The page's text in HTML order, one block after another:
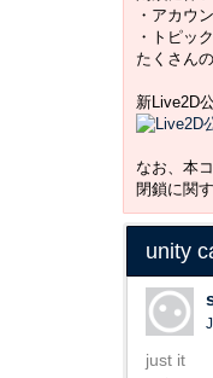
・アカウ
・トピッ
たくさん
新Live2D
なお、本
閉鎖に関
unity
just it